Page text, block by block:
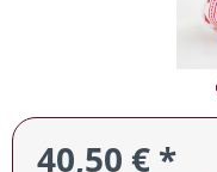
40,50 € *